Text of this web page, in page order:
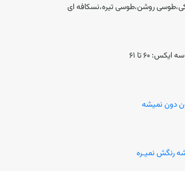
روشن،طوسی تیره،نسکافه ای
دون نمیشه
رنگش نمیـره